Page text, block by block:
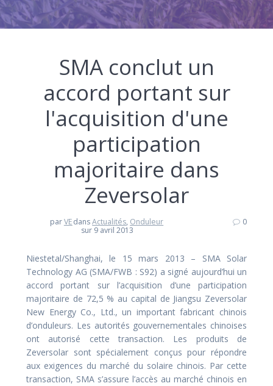
SMA conclut un
accord portant sur
l'acquisition d'une
participation
majoritaire dans
Zeversolar
parVEdansActualités, Onduleur
sur 9 avril 2013
0
Niestetal/Shanghai, le 15 mars 2013 – SMA Solar
Technology AG (SMA/FWB : S92) a signé aujourd’hui un
accord portant sur l’acquisition d’une participation
majoritaire de 72,5 % au capital de Jiangsu Zeversolar
New Energy Co., Ltd., un important fabricant chinois
d’onduleurs. Les autorités gouvernementales chinoises
ont autorisé cette transaction. Les produits de
Zeversolar sont spécialement conçus pour répondre
aux exigences du marché du solaire chinois. Par cette
transaction, SMA s’assure l’accès au marché chinois en